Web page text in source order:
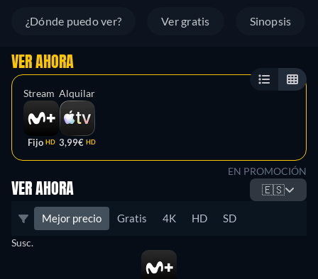
¿Dónde puedo ver? Ver gratis Sinopsis
VER AHORA
Stream
Fijo HD
Alquilar
3,99€ HD
EN PROMOCIÓN
VER AHORA 🇪🇸
Mejor precio Gratis 4K HD SD
Susc.